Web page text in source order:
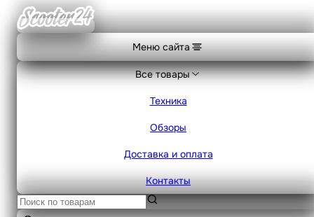
Меню сайта
Все товары
Техника
Обзоры
Доставка и оплата
Контакты